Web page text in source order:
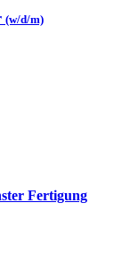
(w/d/m)
Fertigung